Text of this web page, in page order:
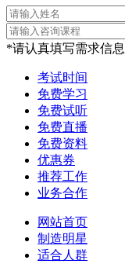
*请认真填写需求信
考试时间
免费学习
免费试听
免费直播
免费资料
优惠券
推荐工作
业务合作
网站首页
制造明星
适合人群